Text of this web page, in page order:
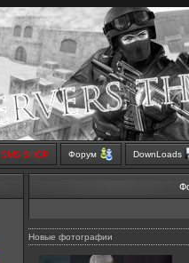
SMS SHOP Форум DownLoads
Новые фотографии